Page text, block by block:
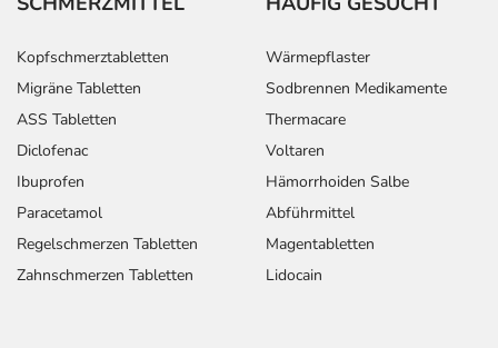
Kopfschmerztabletten
Migräne Tabletten
ASS Tabletten
Diclofenac
Ibuprofen
Paracetamol
Regelschmerzen Tabletten
Zahnschmerzen Tabletten
Wärmepflaster
Sodbrennen Medikamente
Thermacare
Voltaren
Hämorrhoiden Salbe
Abführmittel
Magentabletten
Lidocain